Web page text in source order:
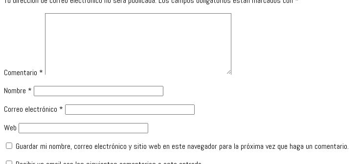
Comentario *
Nombre *
Correo electrónico *
Web
Guardar mi nombre, correo electrónico y sitio web en este navegador para la próxima vez que haga un comentario.